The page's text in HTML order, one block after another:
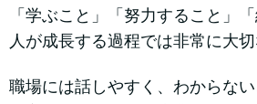
「学ぶこと」「努力すること」
人が成長する過程では非常に大切
職場には話しやすく、わからな